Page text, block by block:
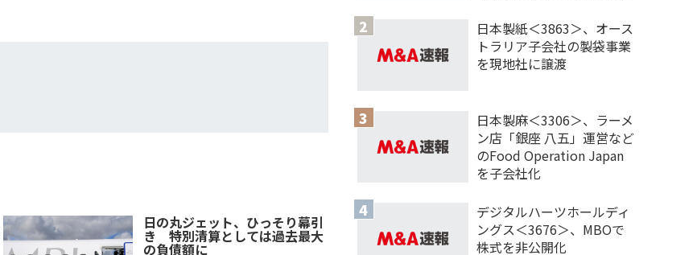
日の丸ジェット、ひっそり幕引
き 特別清算としては過去最大
の負債額に
日本製紙＜3863＞、オース
トラリア子会社の製袋事業
を現地社に譲渡
日本製麻＜3306＞、ラーメ
ン店「銀座 八五」運営など
のFood Operation Japan
を子会社化
デジタルハーツホールディ
ングス＜3676＞、MBOで
株式を非公開化